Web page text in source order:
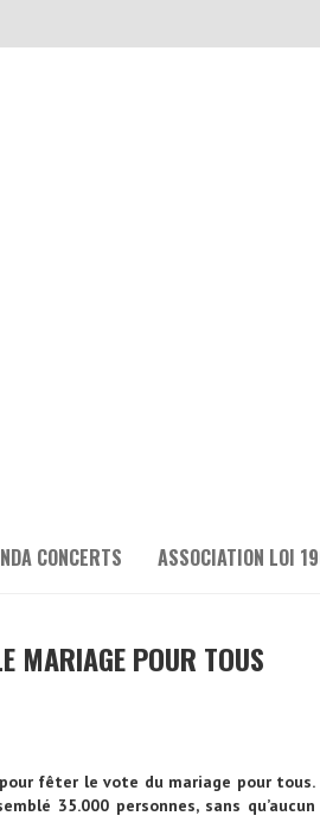
CONCERTS ASSOCIATION LOI
MARIAGE POUR TOUS
fêter le vote du mariage pour tous.
35.000 personnes, sans qu’aucun